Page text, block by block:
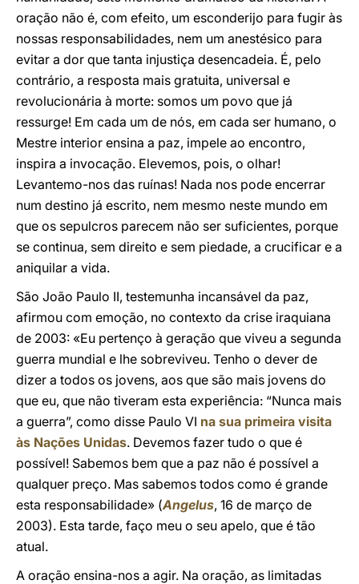
oração não é, com efeito, um esconderijo para fugir às
nossas responsabilidades, nem um anestésico para
evitar a dor que tanta injustiça desencadeia. É, pelo
contrário, a resposta mais gratuita, universal e
revolucionária à morte: somos um povo que já
ressurge! Em cada um de nós, em cada ser humano, o
Mestre interior ensina a paz, impele ao encontro,
inspira a invocação. Elevemos, pois, o olhar!
Levantemo-nos das ruínas! Nada nos pode encerrar
num destino já escrito, nem mesmo neste mundo em
que os sepulcros parecem não ser suficientes, porque
se continua, sem direito e sem piedade, a crucificar e a
aniquilar a vida.
São João Paulo II, testemunha incansável da paz,
afirmou com emoção, no contexto da crise iraquiana
de 2003: «Eu pertenço à geração que viveu a segunda
guerra mundial e lhe sobreviveu. Tenho o dever de
dizer a todos os jovens, aos que são mais jovens do
que eu, que não tiveram esta experiência: “Nunca mais
a guerra”, como disse Paulo VI na sua primeira visita
às Nações Unidas. Devemos fazer tudo o que é
possível! Sabemos bem que a paz não é possível a
qualquer preço. Mas sabemos todos como é grande
esta responsabilidade» (Angelus, 16 de março de
2003). Esta tarde, faço meu o seu apelo, que é tão
atual.
A oração ensina-nos a agir. Na oração, as limitadas